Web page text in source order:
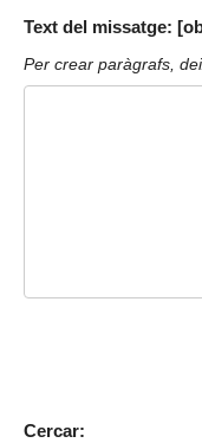
Text del missatge:
Per crear paràgrafs,
Cercar: